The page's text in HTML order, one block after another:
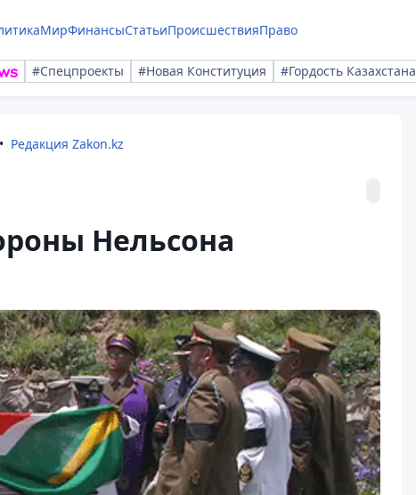
МирФинансыСтатьиПроисшествияПраво
#Спецпроекты #Новая Конституция #Гордость Казахстана
Редакция Zakon.kz
Нельсона